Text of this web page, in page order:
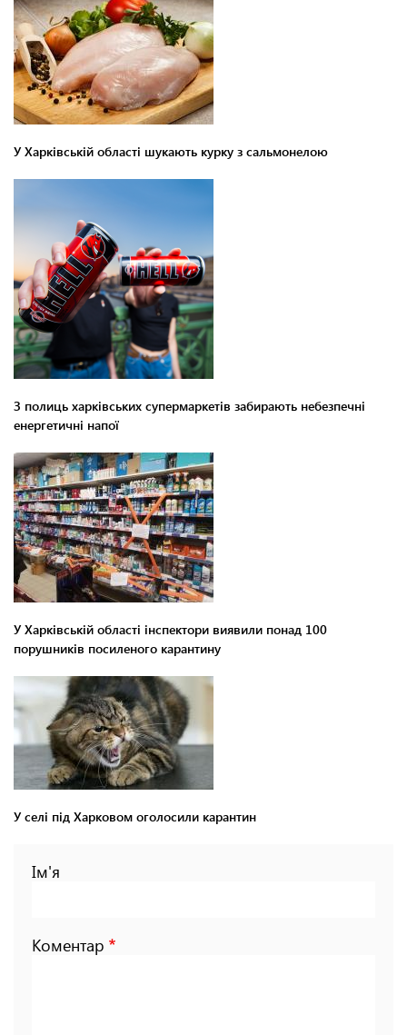
У Харківській області шукають курку з сальмонелою
З полиць харківських супермаркетів забирають небезпечні
енергетичні напої
У Харківській області інспектори виявили понад 100
порушників посиленого карантину
У селі під Харковом оголосили карантин
Ім'я
Коментар